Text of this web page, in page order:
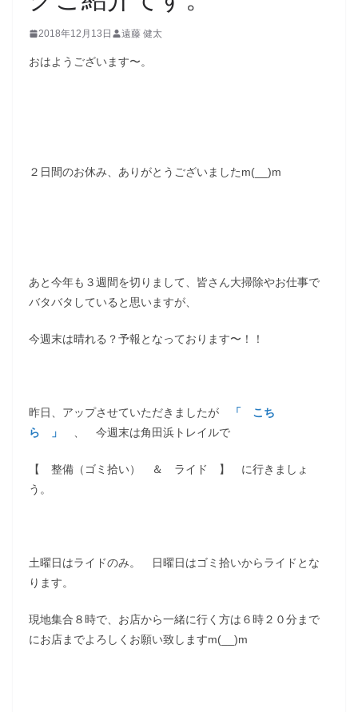
2018年12月13日 遠藤 健太
おはようございます〜。
２日間のお休み、ありがとうございましたm(__)m
あと今年も３週間を切りまして、皆さん大掃除やお仕事で
バタバタしていると思いますが、
今週末は晴れる？予報となっております〜！！
昨日、アップさせていただきましたが
「 こち
ら 」
、 今週末は角田浜トレイルで
【 整備（ゴミ拾い） ＆ ライド 】 に行きましょ
う。
土曜日はライドのみ。 日曜日はゴミ拾いからライドとな
ります。
現地集合８時で、お店から一緒に行く方は６時２０分まで
にお店までよろしくお願い致しますm(__)m